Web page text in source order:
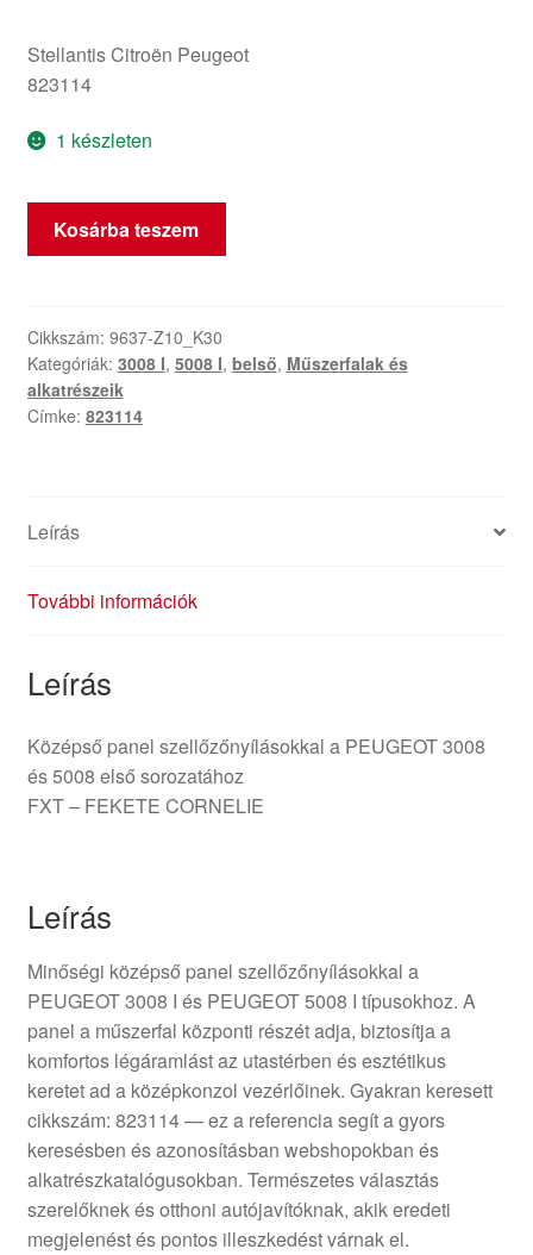
Stellantis Citroën Peugeot
823114
1 készleten
Középső
panel
5008
823114
mennyiség
Kosárba teszem
Cikkszám: 9637-Z10_K30
Kategóriák: 3008 I, 5008 I, belső, Műszerfalak és
alkatrészeik
Címke: 823114
Leírás
További információk
Leírás
Középső panel szellőzőnyílásokkal a PEUGEOT 3008
és 5008 első sorozatához
FXT – FEKETE CORNELIE
Leírás
Minőségi középső panel szellőzőnyílásokkal a
PEUGEOT 3008 I és PEUGEOT 5008 I típusokhoz. A
panel a műszerfal központi részét adja, biztosítja a
komfortos légáramlást az utastérben és esztétikus
keretet ad a középkonzol vezérlőinek. Gyakran keresett
cikkszám: 823114 — ez a referencia segít a gyors
keresésben és azonosításban webshopokban és
alkatrészkatalógusokban. Természetes választás
szerelőknek és otthoni autójavítóknak, akik eredeti
megjelenést és pontos illeszkedést várnak el.